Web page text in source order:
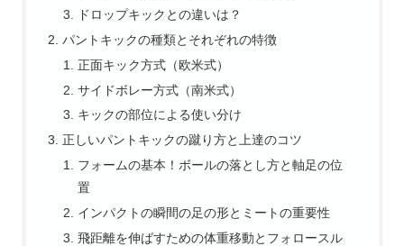
ドロップキックとの違いは？
パントキックの種類とそれぞれの特徴
正面キック方式（欧米式）
サイドボレー方式（南米式）
キックの部位による使い分け
正しいパントキックの蹴り方と上達のコツ
フォームの基本！ボールの落とし方と軸足の位
置
インパクトの瞬間の足の形とミートの重要性
飛距離を伸ばすための体重移動とフォロースル